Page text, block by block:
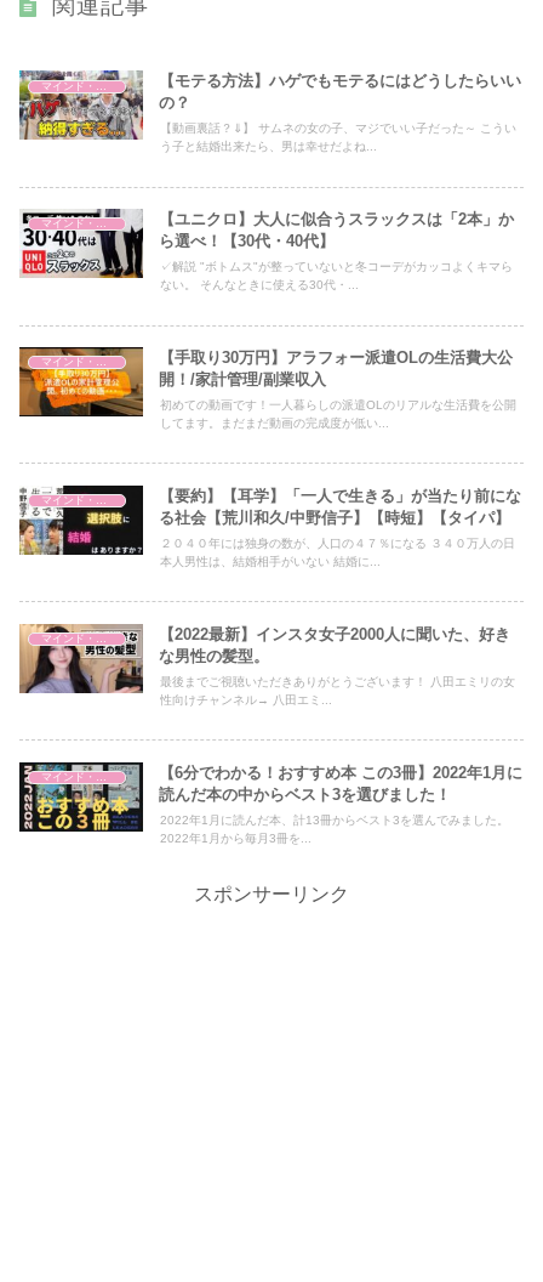
【モテる方法】ハゲでもモテるにはどうしたらいい
の？
【動画裏話？⇓】 サムネの女の子、マジでいい子だった～ こうい
う子と結婚出来たら、男は幸せだよね...
マインド・哲学
【ユニクロ】大人に似合うスラックスは「2本」か
ら選べ！【30代・40代】
✓解説 "ボトムス"が整っていないと冬コーデがカッコよくキマら
ない。 そんなときに使える30代・...
マインド・哲学
【手取り30万円】アラフォー派遣OLの生活費大公
開！/家計管理/副業収入
初めての動画です！一人暮らしの派遣OLのリアルな生活費を公開
してます。まだまだ動画の完成度が低い...
マインド・哲学
【要約】【耳学】「一人で生きる」が当たり前にな
る社会【荒川和久/中野信子】【時短】【タイパ】
２０４０年には独身の数が、人口の４７％になる ３４０万人の日
本人男性は、結婚相手がいない 結婚に...
マインド・哲学
【2022最新】インスタ女子2000人に聞いた、好き
な男性の髪型。
最後までご視聴いただきありがとうございます！ 八田エミリの女
性向けチャンネル→ 八田エミ...
【6分でわかる！おすすめ本 この3冊】2022年1月に
読んだ本の中からベスト3を選びました！
2022年1月に読んだ本、計13冊からベスト3を選んでみました。
2022年1月から毎月3冊を...
スポンサーリンク